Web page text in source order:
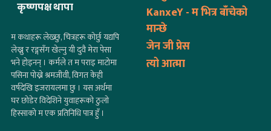
कृष्णपक्ष थापा
म कथाहरू लेख्छु, चित्रहरू कोर्छु यद्यपि
लेख्नु र रङ्गसँग खेल्नु यी दुवै मेरा पेसा
भने होइनन् । कर्मले त म पराइ माटोमा
पसिना पोख्ने श्रमजीवी, विगत केही
वर्षदेखि इजरायलमा छु । यस अर्थमा
घर छोडेर विदेशिने युवाहरूको ठुलो
हिस्साको म एक प्रतिनिधि पात्र हुँ ।
KanxeY - म भित्र बाँचेको
मान्छे
जेन जी प्रेस
त्यो आत्मा